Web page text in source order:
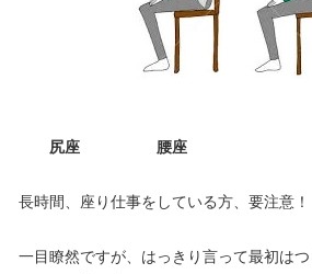
尻座 腰座
長時間、座り仕事をしている方、要注意！
一目瞭然ですが、はっきり言って最初は